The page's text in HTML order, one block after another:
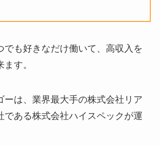
でも好きなだけ働いて、高収入を
す。
ーは、業界最大手の株式会社リア
である株式会社ハイスペックが運